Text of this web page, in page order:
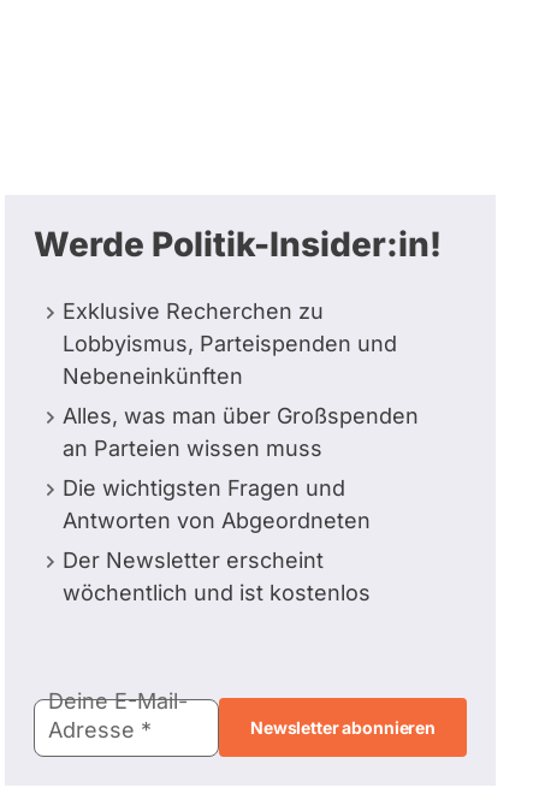
Werde Politik-Insider:in!
Exklusive Recherchen zu
Lobbyismus, Parteispenden und
Nebeneinkünften
Alles, was man über Großspenden
an Parteien wissen muss
Die wichtigsten Fragen und
Antworten von Abgeordneten
Der Newsletter erscheint
wöchentlich und ist kostenlos
Mail-
Adresse
Deine E-Mail-
Adresse